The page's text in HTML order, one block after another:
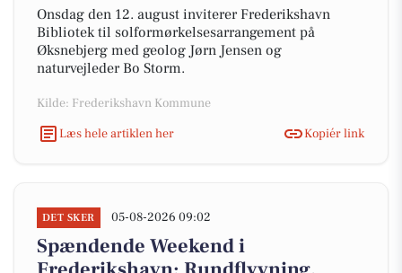
Onsdag den 12. august inviterer Frederikshavn
Bibliotek til solformørkelsesarrangement på
Øksnebjerg med geolog Jørn Jensen og
naturvejleder Bo Storm.
Kilde: Frederikshavn Kommune
Læs hele artiklen her
Kopiér link
DET SKER 05-08-2026 09:02
Spændende Weekend i